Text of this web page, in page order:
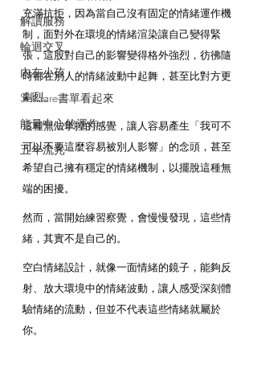
解讀服務
輪迴交叉
內在小孩
Selfcare書單看起來
能量中心的運作
五年流光
充滿抗拒，因為當自己沒有固定的情緒運作機
制，面對外在環境的情緒渲染讓自己變得緊
張，這股對自己的影響變得格外強烈，彷彿隨
時都在別人的情緒波動中起舞，甚至比對方更
劇烈。
這種無法掌控的感覺，讓人容易產生「我可不
可以不要這麼容易被別人影響」的念頭，甚至
希望自己擁有穩定的情緒機制，以擺脫這種無
端的困擾。
然而，當開始練習察覺，會慢慢發現，這些情
緒，其實不是自己的。
空白情緒設計，就像一面情緒的鏡子，能夠反
射、放大環境中的情緒波動，讓人感受深刻體
驗情緒的流動，但並不代表這些情緒就屬於
你。